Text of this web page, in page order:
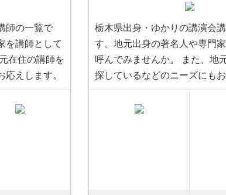
師の一覧で
を講師として
在住の講師を
えします。
栃木県出身・ゆかりの講演会
す。地元出身の著名人や専門
呼んでみませんか。 また、地
探しているなどのニーズにもお